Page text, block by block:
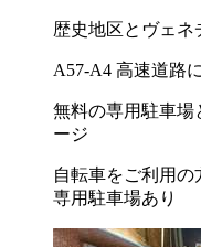
歴史地区とヴェネ
A57-A4 高速道路
無料の専用駐車場
ージ
自転車をご利用
専用駐車場あり